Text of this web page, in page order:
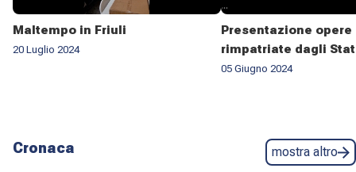
Maltempo in Friuli
20 Luglio 2024
Presentazione
rimpatriate dagli
05 Giugno 2024
Cronaca mostra altro